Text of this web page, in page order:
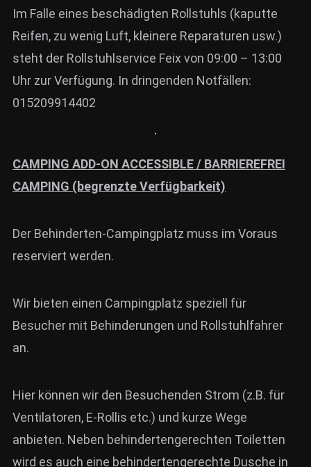
Im Falle eines beschädigten Rollstuhls (kaputte
Reifen, zu wenig Luft, kleinere Reparaturen usw.)
steht der Rollstuhlservice Feix von 09:00 – 13:00
Uhr zur Verfügung. In dringenden Notfällen:
015209914402
CAMPING ADD-ON ACCESSIBLE / BARRIEREFREI
CAMPING (begrenzte Verfügbarkeit)
Der Behinderten-Campingplatz muss im Voraus
reserviert werden.
Wir bieten einen Campingplatz speziell für
Besucher mit Behinderungen und Rollstuhlfahrer
an.
Hier können wir den Besuchenden Strom (z.B. für
Ventilatoren, E-Rollis etc.) und kurze Wege
anbieten. Neben behindertengerechten Toiletten
wird es auch eine behindertengerechte Dusche in